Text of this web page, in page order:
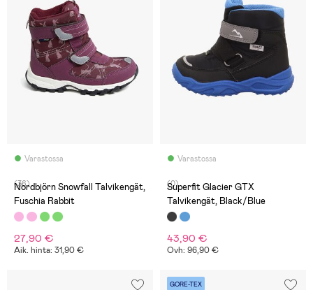
Varastossa
(36)
Nordbjörn Snowfall Talvikengät,
Fuschia Rabbit
27,90 €
Aik. hinta: 31,90 €
Varastossa
(0)
Superfit Glacier GTX
Talvikengät, Black/Blue
43,90 €
Ovh: 96,90 €
GORE-TEX